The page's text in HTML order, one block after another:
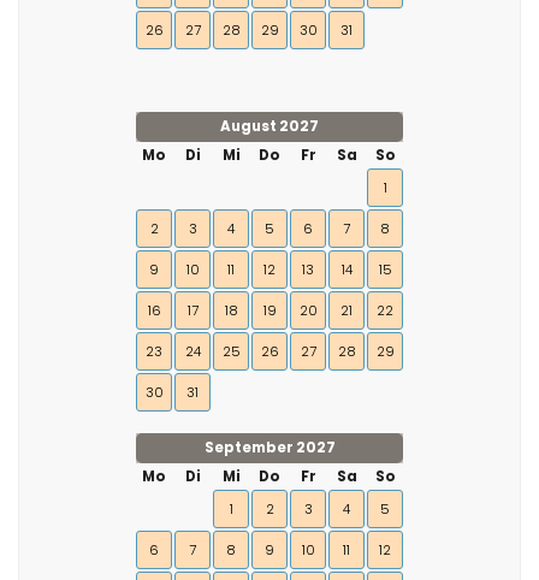
26 27 28 29 30 31
August 2027
Mo
Di Mi Do Fr Sa
So
1
2 3 4 5 6 7 8
9 10 11 12 13 14 15
16 17 18 19 20 21 22
23 24 25 26 27 28 29
30 31
September 2027
Mo
Di Mi Do Fr Sa
So
1
2 3 4 5
6 7 8 9 10 11 12